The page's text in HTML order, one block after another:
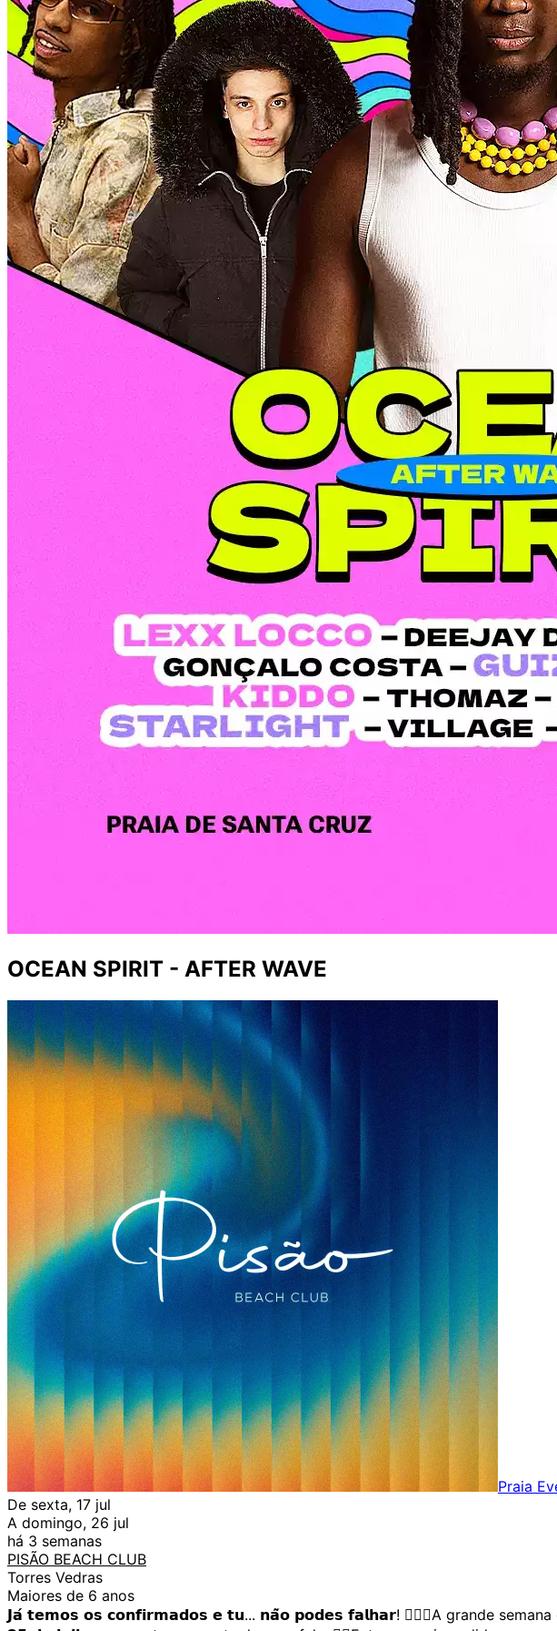
OCEAN SPIRIT - AFTER WAVE
Praia
De sexta, 17 jul
A domingo, 26 jul
há 3 semanas
PISÃO BEACH CLUB
Torres Vedras
Maiores de 6 anos
𝗝𝗮́ 𝘁𝗲𝗺𝗼𝘀 𝗼𝘀 𝗰𝗼𝗻𝗳𝗶𝗿𝗺𝗮𝗱𝗼𝘀 𝗲 𝘁𝘂... 𝗻𝗮̃𝗼 𝗽𝗼𝗱𝗲𝘀 𝗳𝗮𝗹𝗵𝗮𝗿! 🏄‍♂️🎶A grande